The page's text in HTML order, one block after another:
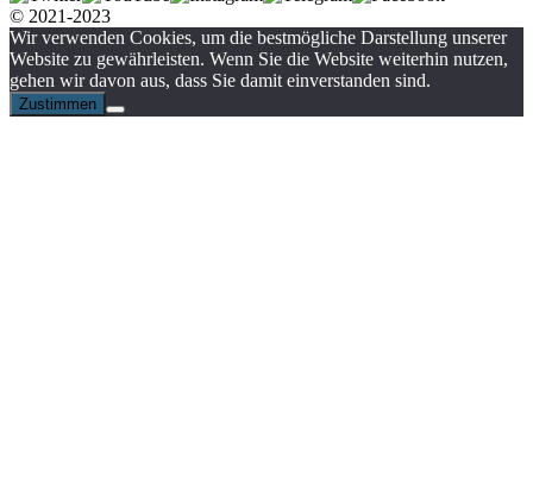
© 2021-2023
Wir verwenden Cookies, um die bestmögliche Darstellung unserer
Website zu gewährleisten. Wenn Sie die Website weiterhin nutzen,
gehen wir davon aus, dass Sie damit einverstanden sind.
Zustimmen